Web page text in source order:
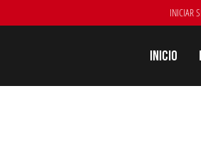
INICIAR
Inicio